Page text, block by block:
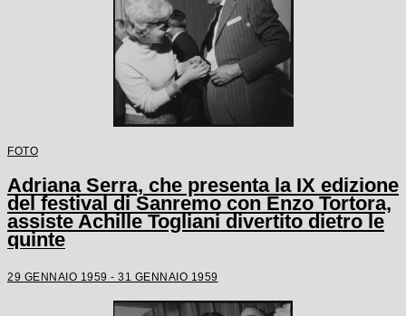
FOTO
Adriana Serra, che presenta la IX edizione
del festival di Sanremo con Enzo Tortora,
assiste Achille Togliani divertito dietro le
quinte
29 GENNAIO 1959 - 31 GENNAIO 1959